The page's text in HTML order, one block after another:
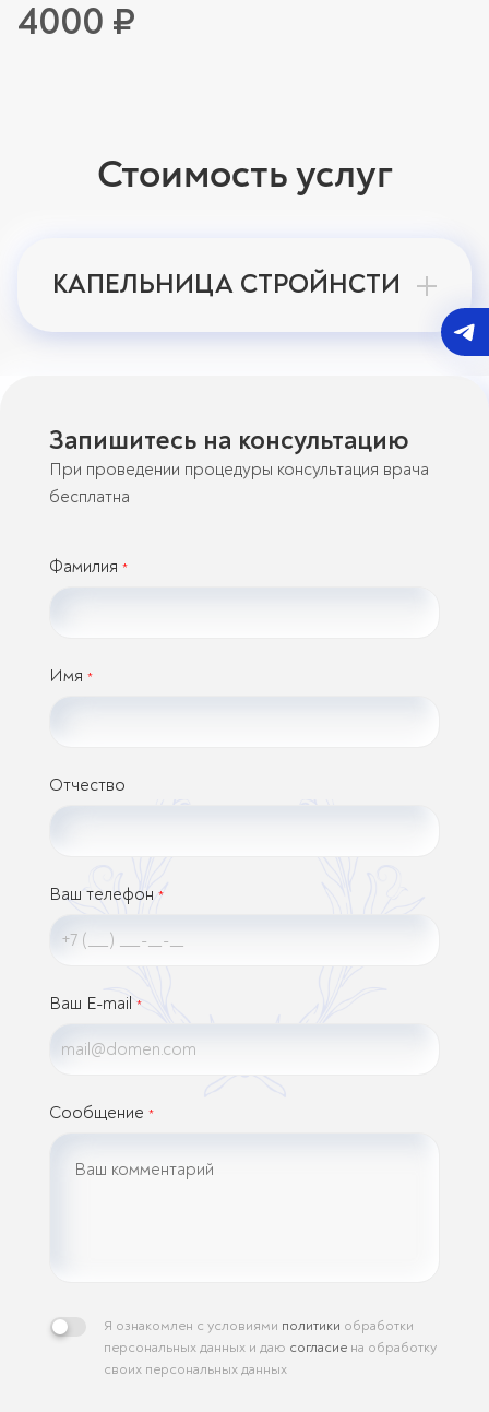
4000 ₽
Стоимость услуг
КАПЕЛЬНИЦА СТРОЙНСТИ
Запишитесь на консультацию
При проведении процедуры консультация врача
бесплатна
Фамилия *
Имя *
Отчество
Ваш телефон *
Ваш E-mail *
Сообщение *
Я ознакомлен с условиями политики обработки
персональных данных и даю согласие на обработку
своих персональных данных